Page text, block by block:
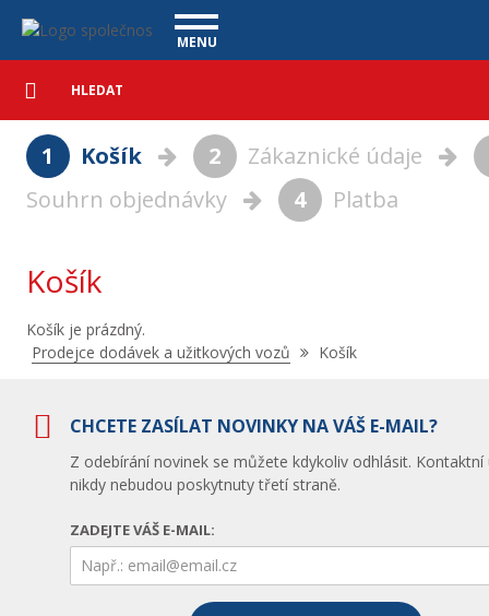
Navigace
MENU
VÝKUP VOZŮ
ÚVĚR ZDARMA
ZÁRUKA NA OJETÉ VOZY
ONLINE VIDEO PROHLÍDKY
NÁŠ TÝM
NAŠE VIDEA
MAGAZÍN
KONTAKT
Podrobné
vyhledávání
Vyhledat
1 Košík 2
Zákaznické údaje
Souhrn objednávky
4 Platba
Košík
Košík je prázdný.
Nacházíte
Prodejce dodávek a užitkových vozů Košík
CHCETE ZASÍLAT NOVINKY NA VÁŠ E-MAIL?
Z odebírání novinek se můžete kdykoliv odhlásit. Kontaktní
nikdy nebudou poskytnuty třetí straně.
ZADEJTE VÁŠ E-MAIL: